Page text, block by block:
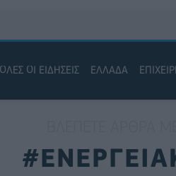
ΟΛΕΣ ΟΙ ΕΙΔΗΣΕΙΣ ΕΛΛΑΔΑ